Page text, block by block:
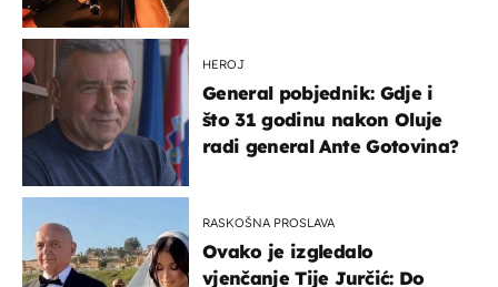
HEROJ
General pobjednik: Gdje i
što 31 godinu nakon Oluje
radi general Ante Gotovina?
RASKOŠNA PROSLAVA
Ovako je izgledalo
vjenčanje Tije Jurčić: Do